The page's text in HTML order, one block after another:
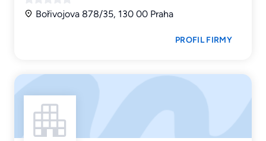
Bořivojova 878/35, 130 00 Praha
PROFIL FIRMY